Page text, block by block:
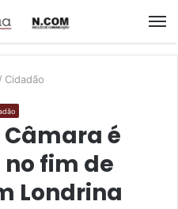
/ Cidadão
é
fim de
Londrina